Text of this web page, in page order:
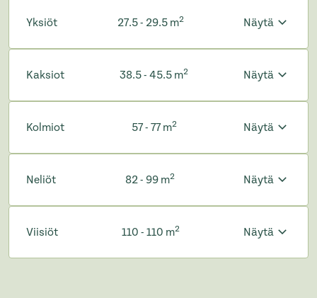
Yksiöt 27.5 - 29.5 m2 Näytä
Kaksiot 38.5 - 45.5 m2 Näytä
Kolmiot 57 - 77 m2 Näytä
Neliöt 82 - 99 m2 Näytä
Viisiöt 110 - 110 m2 Näytä